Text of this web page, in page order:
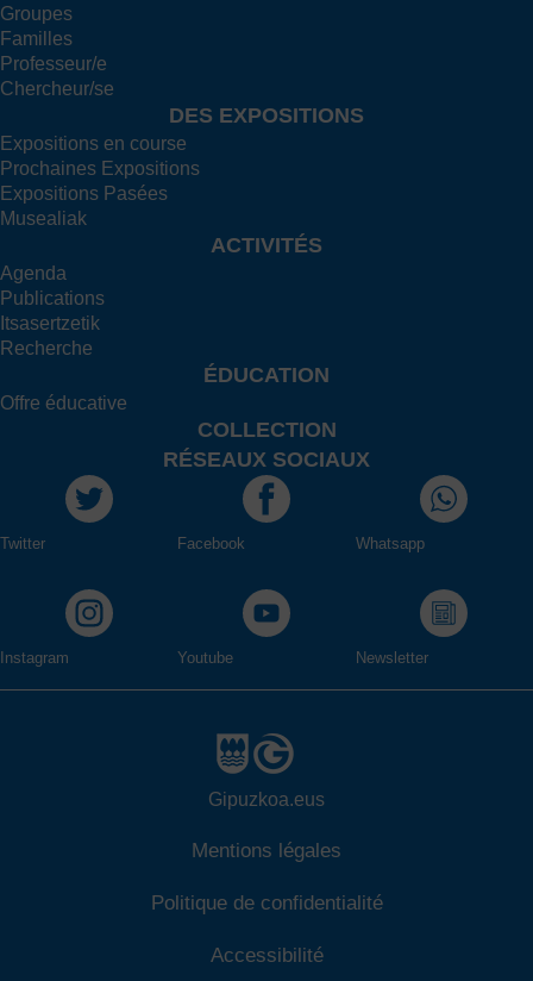
Groupes
Familles
Professeur/e
Chercheur/se
DES EXPOSITIONS
Expositions en course
Prochaines Expositions
Expositions Pasées
Musealiak
ACTIVITÉS
Agenda
Publications
Itsasertzetik
Recherche
ÉDUCATION
Offre éducative
COLLECTION
RÉSEAUX SOCIAUX
Twitter Facebook Whatsapp
Instagram Youtube Newsletter
Gipuzkoa.eus
Mentions légales
Politique de confidentialité
Accessibilité